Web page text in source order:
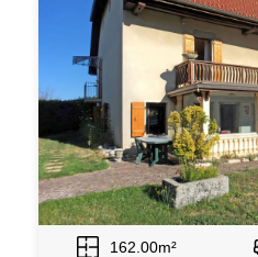
162.00m²